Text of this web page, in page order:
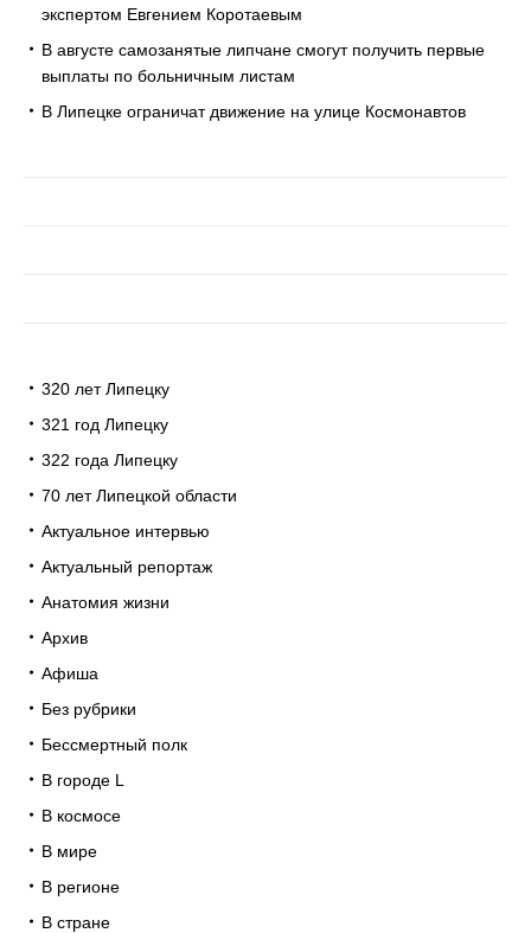
экспертом Евгением Коротаевым
В августе самозанятые липчане смогут получить первые
выплаты по больничным листам
В Липецке ограничат движение на улице Космонавтов
320 лет Липецку
321 год Липецку
322 года Липецку
70 лет Липецкой области
Актуальное интервью
Актуальный репортаж
Анатомия жизни
Архив
Афиша
Без рубрики
Бессмертный полк
В городе L
В космосе
В мире
В регионе
В стране